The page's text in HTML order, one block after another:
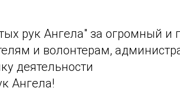
рук Ангела" за огромный и
и волонтерам,
деятельности
Ангела!